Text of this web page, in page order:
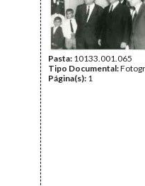
Pasta: 10133.001.065
Tipo Documental:
Página(s): 1